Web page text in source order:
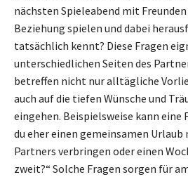
nächsten Spieleabend mit
Beziehung spielen und dabei
tatsächlich kennt? Diese Fragen
unterschiedlichen Seiten des
betreffen nicht nur alltägliche
auch auf die tiefen Wünsche und
eingehen. Beispielsweise kann eine
du eher einen gemeinsamen Urlaub
Partners verbringen oder einen
zweit?“ Solche Fragen sorgen für